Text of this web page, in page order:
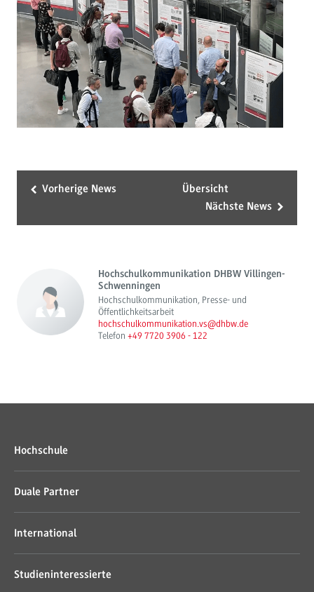
Vorherige News
Übersicht
Nächste News
Hochschulkommunikation DHBW Villingen-
Schwenningen
Hochschulkommunikation, Presse- und
Öffentlichkeitsarbeit
hochschulkommunikation.vs@dhbw.de
Telefon+49 7720 3906 - 122
Hochschule
Duale Partner
International
Studieninteressierte